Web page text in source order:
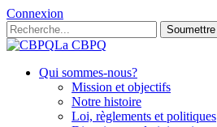
Connexion
Soumettre
La CBPQ
Qui sommes-nous?
Mission et objectifs
Notre histoire
Loi, règlements et politiques